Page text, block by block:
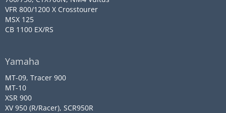
VFR 800/1200 X Crosstourer
MSX 125
CB 1100 EX/RS
Yamaha
MT-09, Tracer 900
MT-10
XSR 900
XV 950 (R/Racer), SCR950R